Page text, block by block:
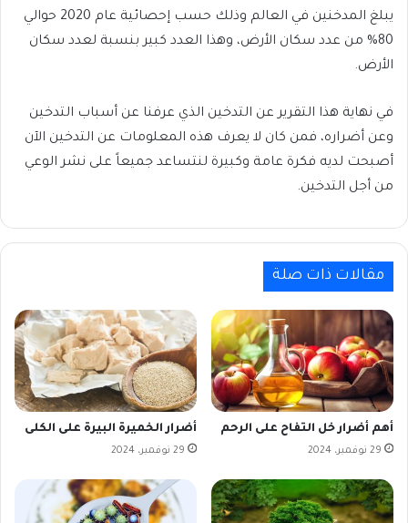
يبلغ المدخنين في العالم وذلك حسب إحصائية عام 2020 حوالي
80% من عدد سكان الأرض، وهذا العدد كبير بنسبة لعدد سكان
الأرض.
في نهاية هذا التقرير عن التدخين الذي عرفنا عن أسباب التدخين
وعن أضراره، فمن كان لا يعرف هذه المعلومات عن التدخين الآن
أصبحت لديه فكرة عامة وكبيرة لنتساعد جميعاً على نشر الوعي
من أجل التدخين.
مقالات ذات صلة
أهم أضرار خل التفاح على الرحم
29 نوفمبر، 2024
أضرار الخميرة البيرة على الكلى
29 نوفمبر، 2024